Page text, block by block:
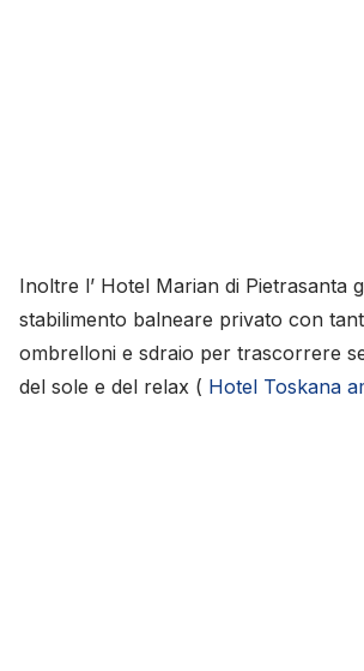
Inoltre l’ Hotel Marian di Pietrasanta
stabilimento balneare privato con
ombrelloni e sdraio per trascorrere
del sole e del relax ( Hotel Toskana